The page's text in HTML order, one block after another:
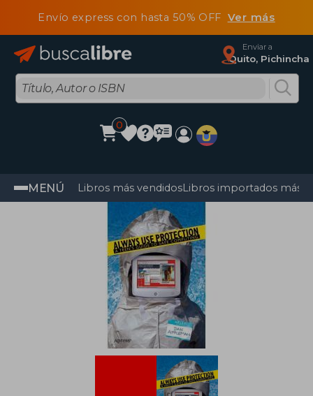
Envío express con hasta 50% OFF Ver más
Enviar a
Quito, Pichincha
0
MENÚ Libros más vendidosLibros importados más